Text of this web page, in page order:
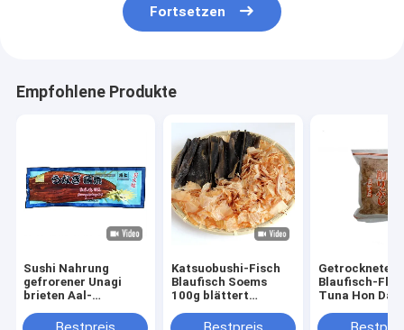
Fortsetzen
Empfohlene Produkte
Sushi Nahrung
gefrorener Unagi
brieten Aal-
für japanische
Katsuobushi-Fisch
Blaufisch Soems
100g blättert
Lebensmittel-
Getrocknete
Blaufisch-
Tuna Hon
Seasoning